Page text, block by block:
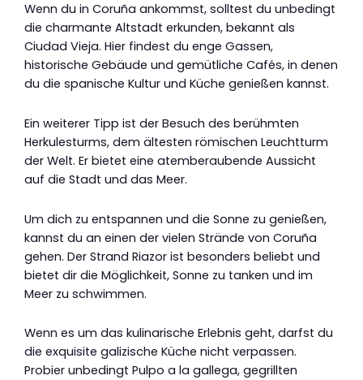
Wenn du in Coruña ankommst, solltest du unbedingt
die charmante Altstadt erkunden, bekannt als
Ciudad Vieja. Hier findest du enge Gassen,
historische Gebäude und gemütliche Cafés, in denen
du die spanische Kultur und Küche genießen kannst.
Ein weiterer Tipp ist der Besuch des berühmten
Herkulesturms, dem ältesten römischen Leuchtturm
der Welt. Er bietet eine atemberaubende Aussicht
auf die Stadt und das Meer.
Um dich zu entspannen und die Sonne zu genießen,
kannst du an einen der vielen Strände von Coruña
gehen. Der Strand Riazor ist besonders beliebt und
bietet dir die Möglichkeit, Sonne zu tanken und im
Meer zu schwimmen.
Wenn es um das kulinarische Erlebnis geht, darfst du
die exquisite galizische Küche nicht verpassen.
Probier unbedingt Pulpo a la gallega, gegrillten